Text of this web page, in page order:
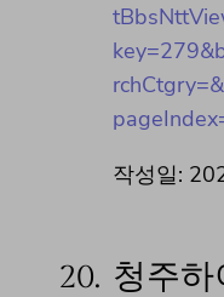
작성일:
20. 청주